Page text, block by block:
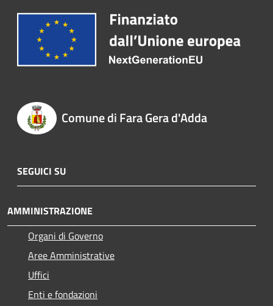
Comune di Fara Gera d'Adda
SEGUICI SU
AMMINISTRAZIONE
Organi di Governo
Aree Amministrative
Uffici
Enti e fondazioni